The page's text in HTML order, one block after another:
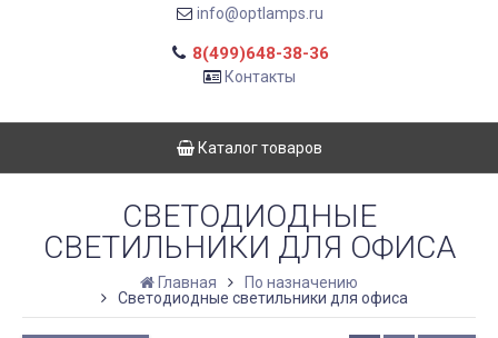
info@optlamps.ru
8(499)648-38-36
Контакты
Каталог товаров
СВЕТОДИОДНЫЕ
СВЕТИЛЬНИКИ ДЛЯ ОФИСА
Главная
По назначению
Светодиодные светильники для офиса